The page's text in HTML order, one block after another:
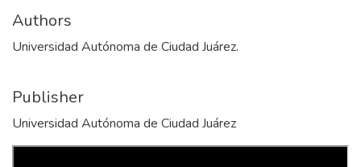
Authors
Universidad Autónoma de Ciudad Juárez.
Publisher
Universidad Autónoma de Ciudad Juárez